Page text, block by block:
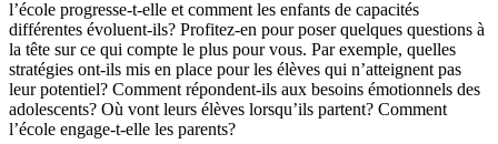
l’école progresse-t-elle et comment les enfants de capacités
différentes évoluent-ils? Profitez-en pour poser quelques questions à
la tête sur ce qui compte le plus pour vous. Par exemple, quelles
stratégies ont-ils mis en place pour les élèves qui n’atteignent pas
leur potentiel? Comment répondent-ils aux besoins émotionnels des
adolescents? Où vont leurs élèves lorsqu’ils partent? Comment
l’école engage-t-elle les parents?